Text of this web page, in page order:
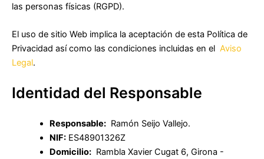
las personas físicas (RGPD).
El uso de sitio Web implica la aceptación de esta Política de
Privacidad así como las condiciones incluidas en el Aviso
Legal.
Identidad del Responsable
Responsable:Ramón Seijo Vallejo.
NIF:ES48901326Z
Domicilio:Rambla Xavier Cugat 6, Girona -